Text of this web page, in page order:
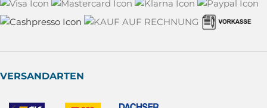
VERSANDARTEN